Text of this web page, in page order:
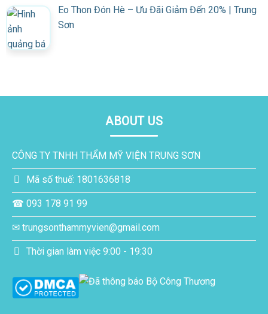
Eo Thon Đón Hè – Ưu Đãi Giảm Đến 20% | Trung
Sơn
ABOUT US
CÔNG TY TNHH THẨM MỸ VIỆN TRUNG SƠN
Mã số thuế: 1801636818
☎ 093 178 91 99
✉ trungsonthammyvien@gmail.com
Thời gian làm việc 9:00 - 19:30